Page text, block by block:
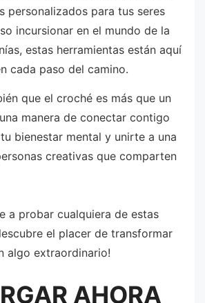
personalizados para tus seres
incursionar en el mundo de la
estas herramientas están aquí
cada paso del camino.
que el croché es más que un
manera de conectar contigo
bienestar mental y unirte a una
creativas que comparten
a probar cualquiera de estas
el placer de transformar
algo extraordinario!
AHORA